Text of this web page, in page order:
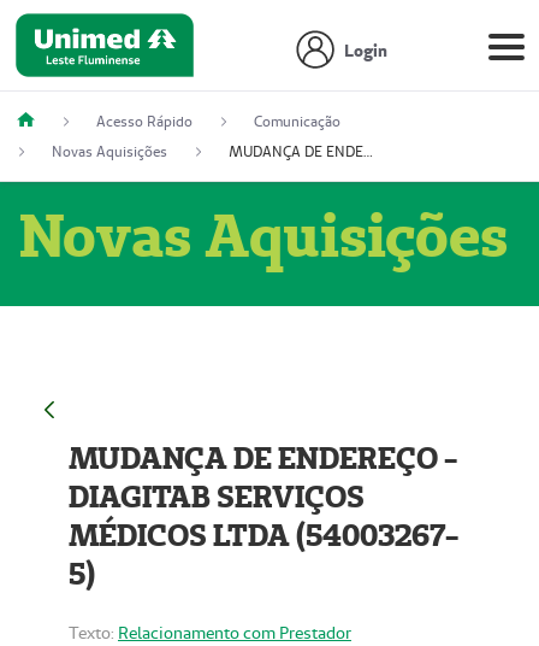
Login
Acesso Rápido
Comunicação
Novas Aquisições
MUDANÇA DE ENDEREÇO - DIAGITAB SERVIÇOS MÉDICOS LTDA (54003267-5)
Novas Aquisições
MUDANÇA DE ENDEREÇO -
DIAGITAB SERVIÇOS
MÉDICOS LTDA (54003267-
5)
Texto: Relacionamento com Prestador